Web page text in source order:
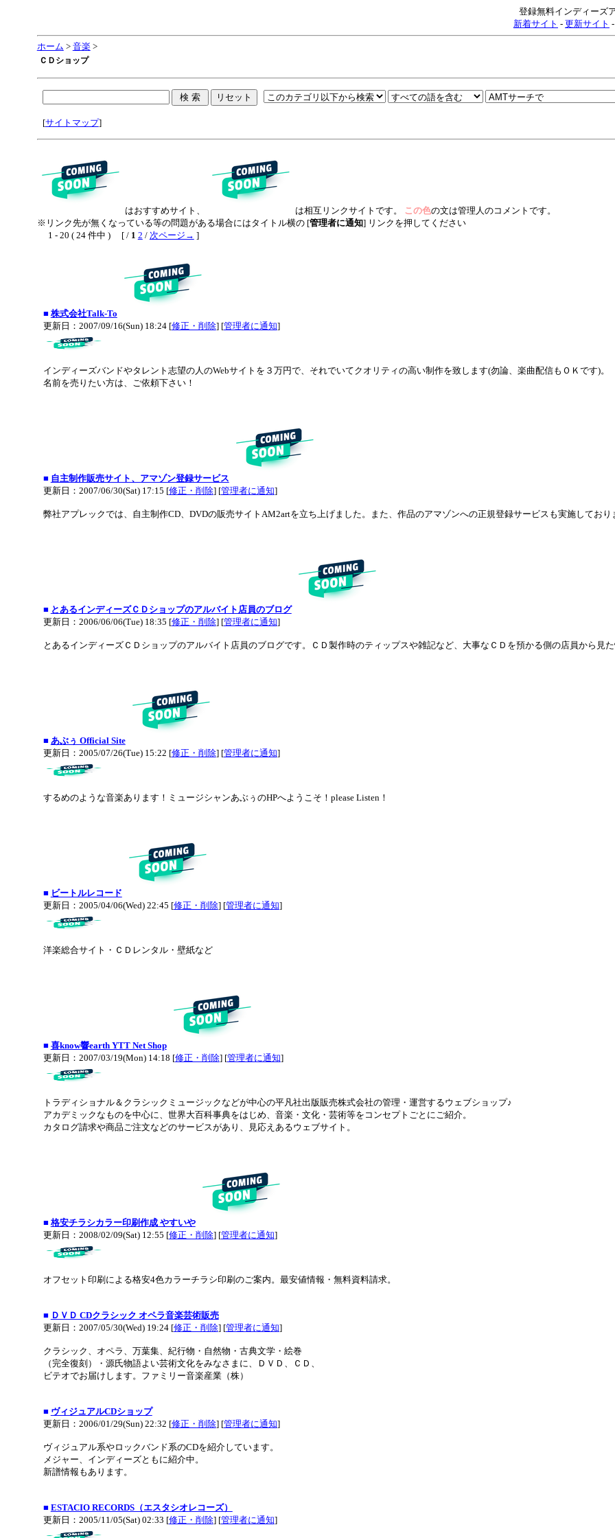
登録無料インディーズ
新着サイト - 更新サイト -
ホーム > 音楽>
ＣＤショップ
[サイトマップ]
はおすすめサイト、 は相互リンクサイトです。 この色の文は管理人のコメントです。
※リンク先が無くなっている等の問題がある場合にはタイトル横の [管理者に通知] リンクを押してください
1 - 20 ( 24 件中 ) [ / 1 2 / 次ページ→ ]
■ 株式会社Talk-To
更新日：2007/09/16(Sun) 18:24 [修正・削除] [管理者に通知]
インディーズバンドやタレント志望の人のWebサイトを３万円で、それでいてクオリティの高い制作を致します(勿論、楽曲配信もＯＫです)。
名前を売りたい方は、ご依頼下さい！
■ 自主制作販売サイト、アマゾン登録サービス
更新日：2007/06/30(Sat) 17:15 [修正・削除] [管理者に通知]
弊社アプレックでは、自主制作CD、DVDの販売サイトAM2artを立ち上げました。また、作品のアマゾンへの正規登録サービスも実施してお
■ とあるインディーズＣＤショップのアルバイト店員のブログ
更新日：2006/06/06(Tue) 18:35 [修正・削除] [管理者に通知]
とあるインディーズＣＤショップのアルバイト店員のブログです。ＣＤ製作時のティップスや雑記など、大事なＣＤを預かる側の店員から見た
■ あぶぅ Official Site
更新日：2005/07/26(Tue) 15:22 [修正・削除] [管理者に通知]
するめのような音楽あります！ミュージシャンあぶぅのHPへようこそ！please Listen！
■ ビートルレコード
更新日：2005/04/06(Wed) 22:45 [修正・削除] [管理者に通知]
洋楽総合サイト・ＣＤレンタル・壁紙など
■ 喜know響earth YTT Net Shop
更新日：2007/03/19(Mon) 14:18 [修正・削除] [管理者に通知]
トラディショナル＆クラシックミュージックなどが中心の平凡社出版販売株式会社の管理・運営するウェブショップ♪
アカデミックなものを中心に、世界大百科事典をはじめ、音楽・文化・芸術等をコンセプトごとにご紹介。
カタログ請求や商品ご注文などのサービスがあり、見応えあるウェブサイト。
■ 格安チラシカラー印刷作成 やすいや
更新日：2008/02/09(Sat) 12:55 [修正・削除] [管理者に通知]
オフセット印刷による格安4色カラーチラシ印刷のご案内。最安値情報・無料資料請求。
■ ＤＶＤ CDクラシック オペラ音楽芸術販売
更新日：2007/05/30(Wed) 19:24 [修正・削除] [管理者に通知]
クラシック、オペラ、万葉集、紀行物・自然物・古典文学・絵巻
（完全復刻）・源氏物語よい芸術文化をみなさまに、ＤＶＤ、ＣＤ、
ビテオでお届けします。ファミリー音楽産業（株）
■ ヴィジュアルCDショップ
更新日：2006/01/29(Sun) 22:32 [修正・削除] [管理者に通知]
ヴィジュアル系やロックバンド系のCDを紹介しています。
メジャー、インディーズともに紹介中。
新譜情報もあります。
■ ESTACIO RECORDS（エスタシオレコーズ）
更新日：2005/11/05(Sat) 02:33 [修正・削除] [管理者に通知]